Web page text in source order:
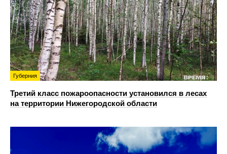
Губерния
Третий класс пожароопасности установился в лесах
на территории Нижегородской области